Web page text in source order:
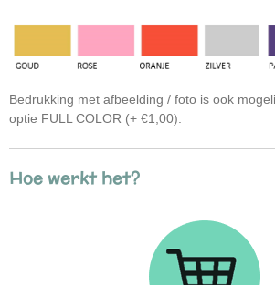
Bedrukking met afbeelding / foto is ook
optie FULL COLOR (+ €1,00).
Hoe werkt het?